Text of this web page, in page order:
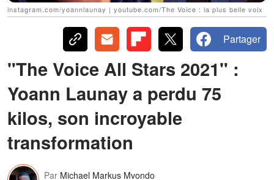
instagram.com/yoannlaunay | youtube.com/The Voice : la plus belle voix
Partager
"The Voice All Stars 2021" :
Yoann Launay a perdu 75
kilos, son incroyable
transformation
Par Michael Markus Mvondo